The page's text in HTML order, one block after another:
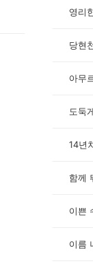
영리
당현
아무
도둑
14년
함께
이쁜
이름